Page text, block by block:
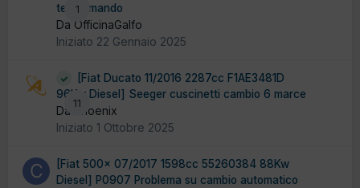
1
telecomando
Da OfficinaGalfo
Iniziato 22 Gennaio 2025
11
[Fiat Ducato 11/2016 2287cc F1AE3481D
96Kw Diesel] Seeger cuscinetti cambio 6 marce
Da Phoenix
Iniziato 1 Ottobre 2025
[Fiat 500x 07/2017 1598cc 55260384 88Kw
Diesel] P0907 Problema su cambio automatico